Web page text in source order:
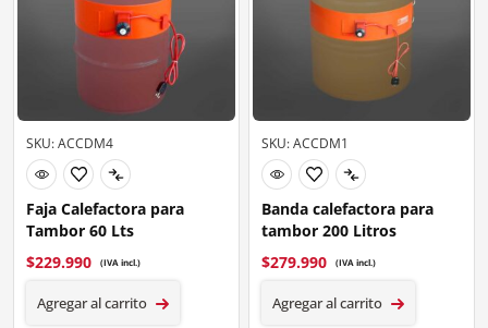
SKU: ACCDM4
Faja Calefactora para
Tambor 60 Lts
$229.990 (IVA incl.)
Agregar al carrito
SKU: ACCDM1
Banda calefactora para
tambor 200 Litros
$279.990 (IVA incl.)
Agregar al carrito